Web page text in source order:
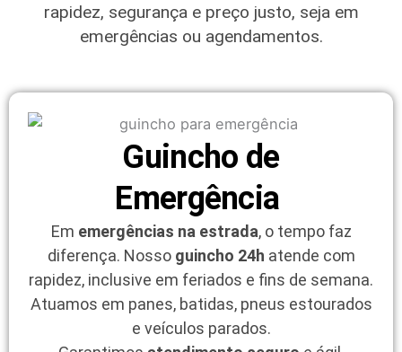
rapidez, segurança e preço justo, seja em
emergências ou agendamentos.
Guincho de
Emergência ​
Em emergências na estrada, o tempo faz
diferença. Nosso guincho 24h atende com
rapidez, inclusive em feriados e fins de semana.
Atuamos em panes, batidas, pneus estourados
e veículos parados.